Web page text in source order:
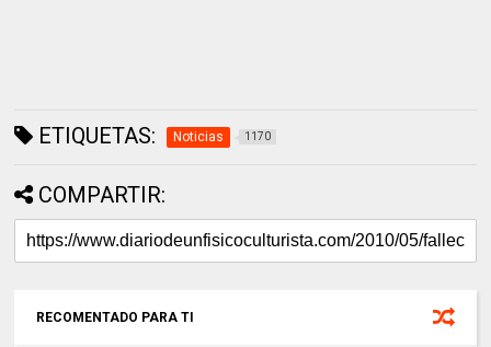
ETIQUETAS: Noticias 1170
COMPARTIR:
RECOMENTADO PARA TI